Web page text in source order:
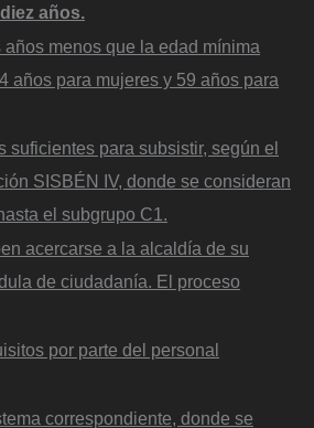
años.
años menos que la edad mínima
años para mujeres y 59 años para
suficientes para subsistir, según el
SISBÉN IV, donde se consideran
el subgrupo C1.
acercarse a la alcaldía de su
de ciudadanía. El proceso
por parte del personal
correspondiente, donde se